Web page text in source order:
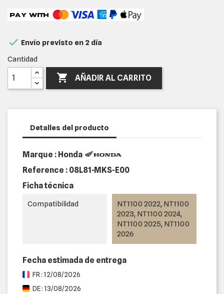
 Envío previsto en 2 día
Cantidad
 AÑADIR AL CARRITO
Detalles del producto
Marque : Honda
Reference : 08L81-MKS-E00
Ficha técnica
Compatibilidad
NT1100 2022, NT1100
2023, NT1100 2024,
NT1100 2025, NT1100
2026
Fecha estimada de entrega
FR : 12/08/2026
DE : 13/08/2026